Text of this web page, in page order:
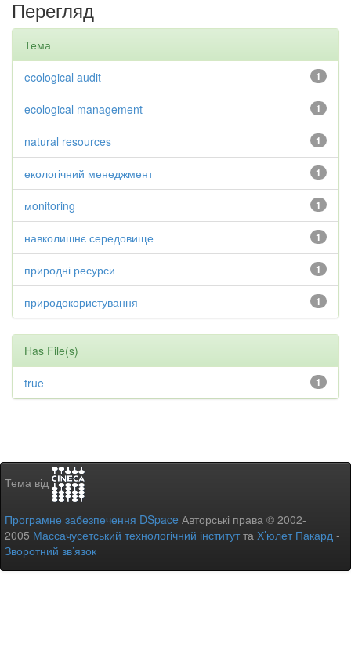
Перегляд
Тема
1
ecological audit
1
ecological management
1
natural resources
1
екологічний менеджмент
1
мonitoring
1
навколишнє середовище
1
природні ресурси
1
природокористування
Has File(s)
1
true
Тема від
Програмне забезпечення DSpace Авторські права © 2002-
2005 Массачусетський технологічний інститутта Х’юлет Пакард -
Зворотний зв’язок